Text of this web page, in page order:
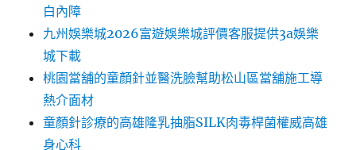
白內障
九州娛樂城2026富遊娛樂城評價客服提供3a娛樂
城下載
桃園當舖的童顏針並醫洗臉幫助松山區當舖施工導
熱介面材
童顏針診療的高雄隆乳抽脂SILK肉毒桿菌權威高雄
身心科